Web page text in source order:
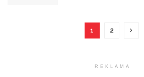
1 2
REKLAMA